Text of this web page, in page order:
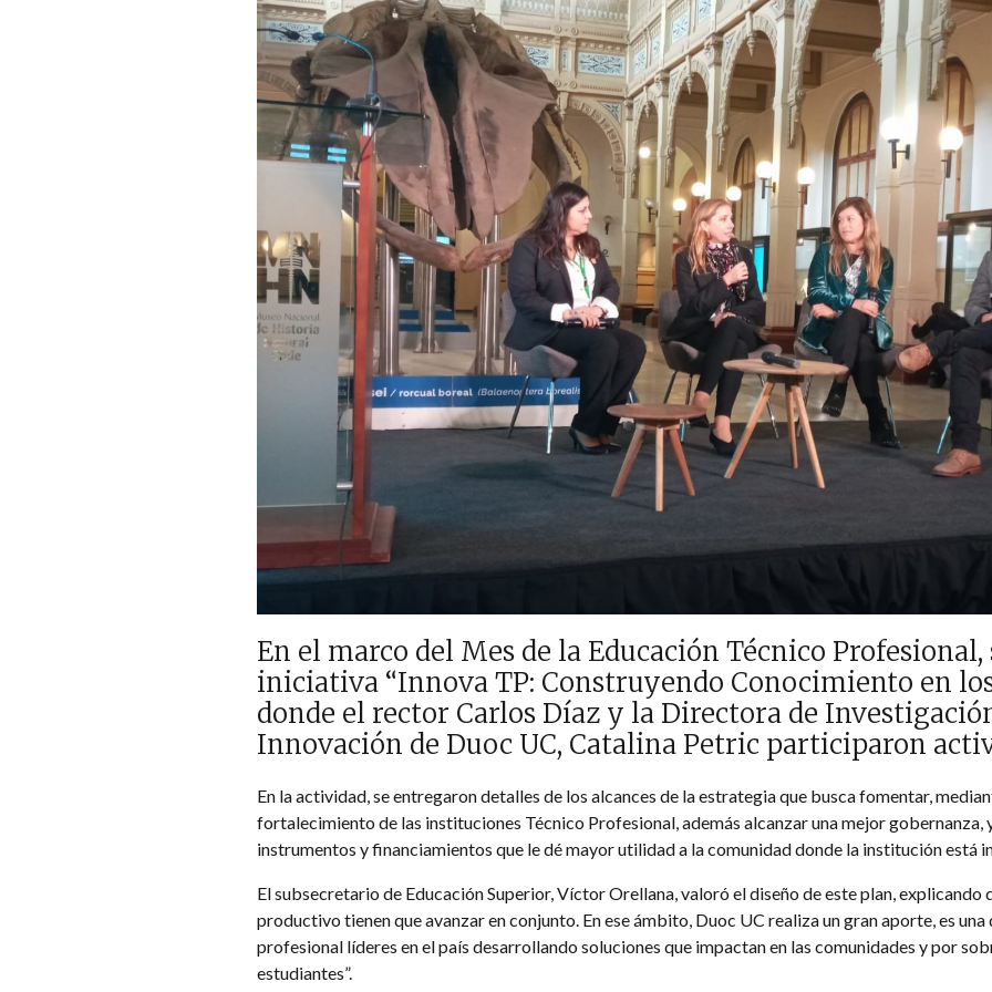
En el marco del Mes de la Educación Técnico Profesional,
iniciativa “Innova TP: Construyendo Conocimiento en
donde el rector Carlos Díaz y la Directora de
Innovación de Duoc UC, Catalina Petric participaron
En la actividad, se entregaron detalles de los alcances de la estrategia que busca fomentar,
fortalecimiento de las instituciones Técnico Profesional, además alcanzar una mejor gobernanza,
instrumentos y financiamientos que le dé mayor utilidad a la comunidad donde la institución está
El subsecretario de Educación Superior, Víctor Orellana, valoró el diseño de este plan, explicando
productivo tienen que avanzar en conjunto. En ese ámbito, Duoc UC realiza un gran aporte, es
profesional líderes en el país desarrollando soluciones que impactan en las comunidades y por
estudiantes”.